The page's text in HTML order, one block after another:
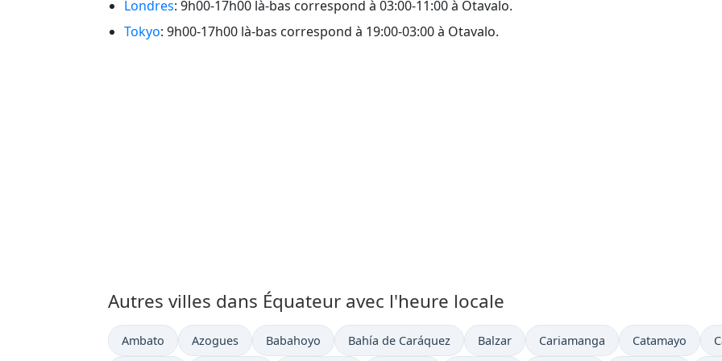
Londres: 9h00-17h00 là-bas correspond à 03:00-11:00 à Otavalo.
Tokyo: 9h00-17h00 là-bas correspond à 19:00-03:00 à Otavalo.
Autres villes dans Équateur avec l'heure locale
Heure actuelle à
Ambato Heure actuelle à
Azogues Heure actuelle à
Babahoyo Heure actuelle à
Bahía de Caráquez Heure actuelle à
Balzar Heure actuelle à
Cariamanga Heure actuelle à
Catamayo